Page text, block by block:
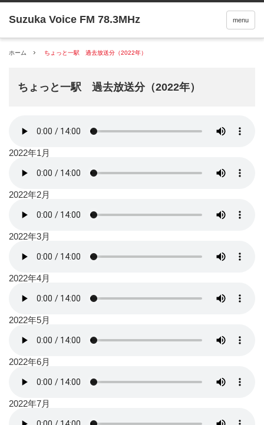
menu
ホーム ちょっと一駅 過去放送分（2022年）
ちょっと一駅 過去放送分（2022年）
2022年1月
2022年2月
2022年3月
2022年4月
2022年5月
2022年6月
2022年7月